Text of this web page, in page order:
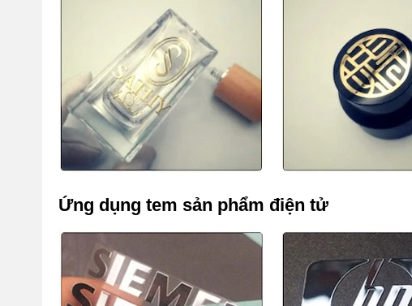
Ứng dụng tem sản phẩm điện tử